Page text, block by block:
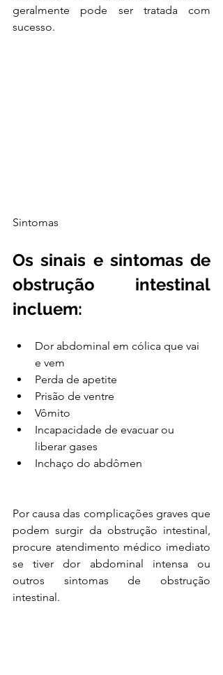
geralmente pode ser tratada com
sucesso.
Sintomas
Os sinais e sintomas de
obstrução intestinal
incluem:
Dor abdominal em cólica que vai
e vem
Perda de apetite
Prisão de ventre
Vômito
Incapacidade de evacuar ou
liberar gases
Inchaço do abdômen
Por causa das complicações graves que
podem surgir da obstrução intestinal,
procure atendimento médico imediato
se tiver dor abdominal intensa ou
outros sintomas de obstrução
intestinal.